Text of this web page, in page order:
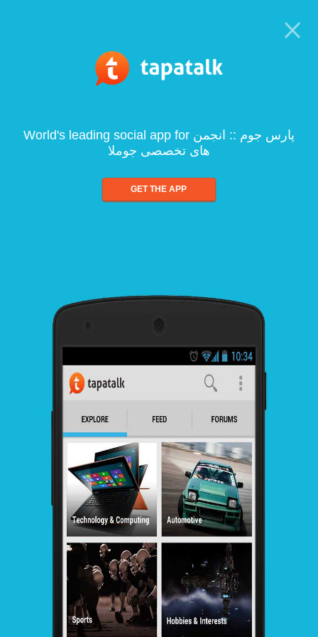
World's leading social app for پارس جوم :: انجمن
های تخصصی جوملا
GET THE APP